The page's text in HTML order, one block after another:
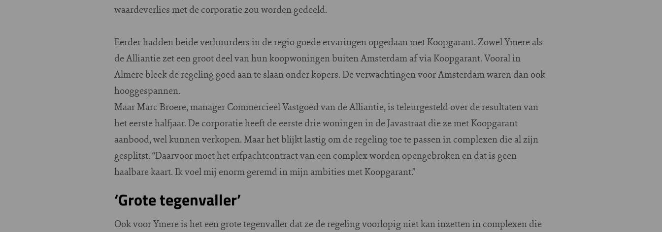
waardeverlies met de corporatie zou worden gedeeld.
Eerder hadden beide verhuurders in de regio goede ervaringen opgedaan met Koopgarant. Zowel Ymere als
de Alliantie zet een groot deel van hun koopwoningen buiten Amsterdam af via Koopgarant. Vooral in
Almere bleek de regeling goed aan te slaan onder kopers. De verwachtingen voor Amsterdam waren dan ook
hooggespannen.
Maar Marc Broere, manager Commercieel Vastgoed van de Alliantie, is teleurgesteld over de resultaten van
het eerste halfjaar. De corporatie heeft de eerste drie woningen in de Javastraat die ze met Koopgarant
aanbood, wel kunnen verkopen. Maar het blijkt lastig om de regeling toe te passen in complexen die al zijn
gesplitst. “Daarvoor moet het erfpachtcontract van een complex worden opengebroken en dat is geen
haalbare kaart. Ik voel mij enorm geremd in mijn ambities met Koopgarant.”
‘Grote tegenvaller’
Ook voor Ymere is het een grote tegenvaller dat ze de regeling voorlopig niet kan inzetten in complexen die